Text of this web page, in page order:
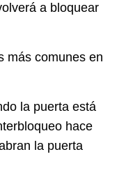
a bloquear
más comunes en
la puerta está
hace
la puerta